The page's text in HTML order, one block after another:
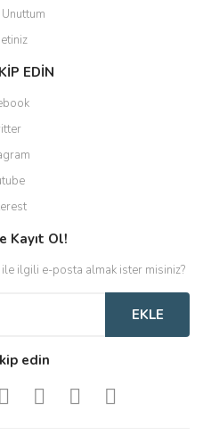
EDİN
Kayıt Ol!
ile ilgili e-posta almak ister misiniz?
EKLE
edin